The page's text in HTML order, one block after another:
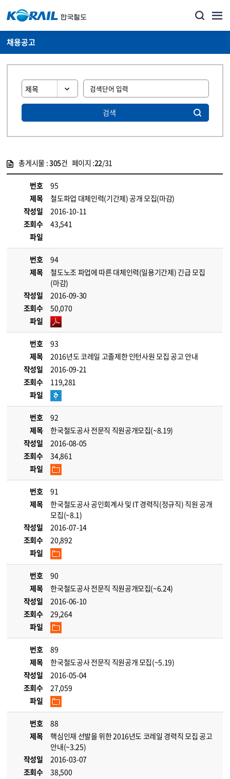
채용공고
검색
총게시물 :305건 페이지 :22/31
번호
95
제목
철도파업 대체인력(기간제) 공개 모집(마감)
작성일
2016-10-11
조회수
43,541
파일
번호
94
제목
철도노조 파업에 따른 대체인력(일용기간제) 긴급 모집
(마감)
작성일
2016-09-30
조회수
50,070
파일
번호
93
제목
2016년도 코레일 고졸제한 인턴사원 모집 공고 안내
작성일
2016-09-21
조회수
119,281
파일
번호
92
제목
한국철도공사 전문직 직원공개모집(~8.19)
작성일
2016-08-05
조회수
34,861
파일
번호
91
제목
한국철도공사 공인회계사 및 IT 경력직(정규직) 직원 공개
모집(~8.1)
작성일
2016-07-14
조회수
20,892
파일
번호
90
제목
한국철도공사 전문직 직원공개모집(~6.24)
작성일
2016-06-10
조회수
29,264
파일
번호
89
제목
한국철도공사 전문직 직원공개 모집(~5.19)
작성일
2016-05-04
조회수
27,059
파일
번호
88
제목
핵심인재 선발을 위한 2016년도 코레일 경력직 모집 공고
안내(~3.25)
작성일
2016-03-07
조회수
38,500